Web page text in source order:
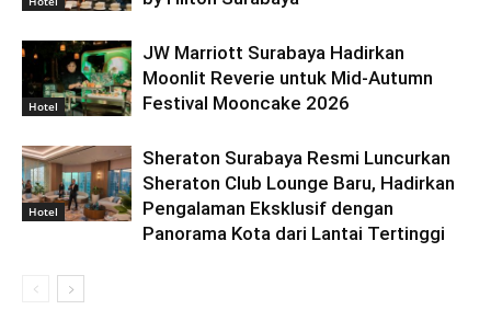
Hotel
JW Marriott Surabaya Hadirkan
Moonlit Reverie untuk Mid-Autumn
Festival Mooncake 2026
Hotel
Sheraton Surabaya Resmi Luncurkan
Sheraton Club Lounge Baru, Hadirkan
Pengalaman Eksklusif dengan
Panorama Kota dari Lantai Tertinggi